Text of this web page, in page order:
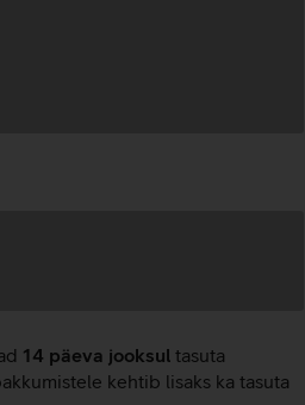
14 päeva jooksul tasuta
kehtib lisaks ka tasuta